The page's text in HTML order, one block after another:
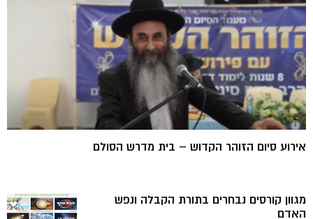
אירוע סיום הזוהר הקדוש – בית מדרש הסולם
מגוון קורסים נבחרים בתורת הקבלה ונפש
האדם